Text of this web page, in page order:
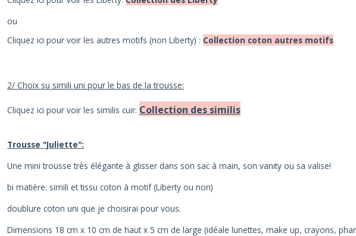
ou
Cliquez ici pour voir les autres motifs (non Liberty) : Collection coton autres motifs
2/ Choix su simili uni pour le bas de la trousse:
Cliquez ici pour voir les similis cuir: Collection des similis
Trousse "Juliette":
Une mini trousse très élégante à glisser dans son sac à main, son vanity ou sa valise!
bi matière: simili et tissu coton à motif (Liberty ou non)
doublure coton uni que je choisirai pour vous.
Dimensions 18 cm x 10 cm de haut x 5 cm de large (idéale lunettes, make up, crayons,